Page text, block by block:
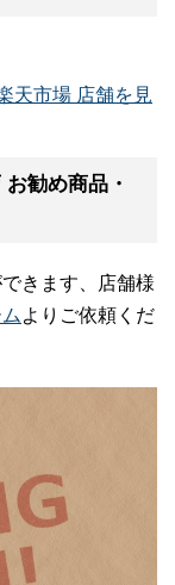
天市場 店舗を見
勧め商品・
きます、店舗様
よりご依頼くだ